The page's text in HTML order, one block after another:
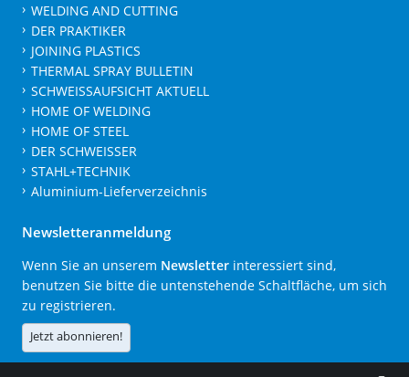
WELDING AND CUTTING
DER PRAKTIKER
JOINING PLASTICS
THERMAL SPRAY BULLETIN
SCHWEISSAUFSICHT AKTUELL
HOME OF WELDING
HOME OF STEEL
DER SCHWEISSER
STAHL+TECHNIK
Aluminium-Lieferverzeichnis
Newsletteranmeldung
Wenn Sie an unserem Newsletter interessiert sind,
benutzen Sie bitte die untenstehende Schaltfläche, um sich
zu registrieren.
Jetzt abonnieren!